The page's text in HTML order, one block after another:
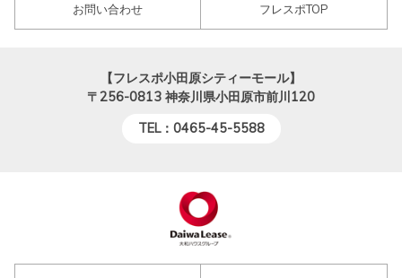
お問い合わせ フレスポTOP
【フレスポ小田原シティーモール】
〒256-0813 神奈川県小田原市前川120
TEL：0465-45-5588